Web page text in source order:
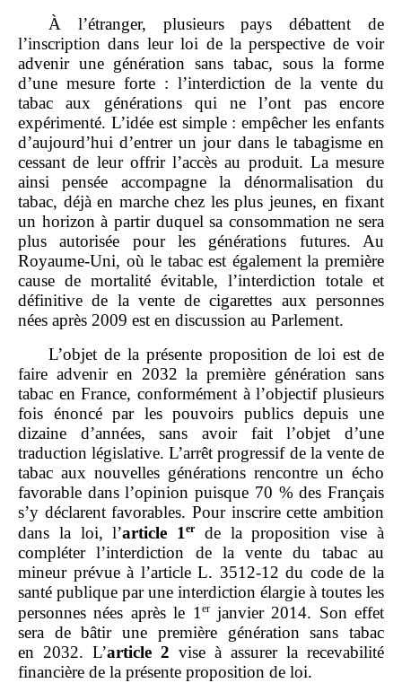
À l’étranger, plusieurs pays débattent de
l’inscription dans leur loi de la perspective de voir
advenir une génération sans tabac, sous la forme
d’une mesure forte : l’interdiction de la vente du
tabac aux générations qui ne l’ont pas encore
expérimenté. L’idée est simple : empêcher les enfants
d’aujourd’hui d’entrer un jour dans le tabagisme en
cessant de leur offrir l’accès au produit. La mesure
ainsi pensée accompagne la dénormalisation du
tabac, déjà en marche chez les plus jeunes, en fixant
un horizon à partir duquel sa consommation ne sera
plus autorisée pour les générations futures. Au
Royaume‑Uni, où le tabac est également la première
cause de mortalité évitable, l’interdiction totale et
définitive de la vente de cigarettes aux personnes
nées après 2009 est en discussion au Parlement.
L’objet de la présente proposition de loi est de
faire advenir en 2032 la première génération sans
tabac en France, conformément à l’objectif plusieurs
fois énoncé par les pouvoirs publics depuis une
dizaine d’années, sans avoir fait l’objet d’une
traduction législative. L’arrêt progressif de la vente de
tabac aux nouvelles générations rencontre un écho
favorable dans l’opinion puisque 70 % des Français
s’y déclarent favorables. Pour inscrire cette ambition
dans la loi, l’article 1er
de la proposition vise à
compléter l’interdiction de la vente du tabac au
mineur prévue à l’article L. 3512‑12 du code de la
santé publique par une interdiction élargie à toutes les
personnes nées après le 1erjanvier 2014. Son effet
sera de bâtir une première génération sans tabac
en 2032. L’article 2 vise à assurer la recevabilité
financière de la présente proposition de loi.